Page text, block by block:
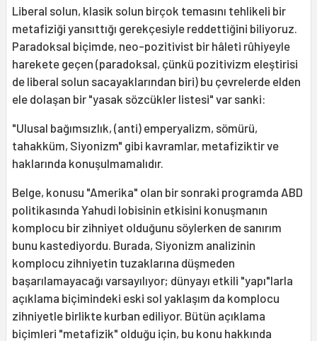
Liberal solun, klasik solun birçok temasını tehlikeli bir
metafiziği yansıttığı gerekçesiyle reddettiğini biliyoruz.
Paradoksal biçimde, neo-pozitivist bir hâleti rûhiyeyle
harekete geçen (paradoksal, çünkü pozitivizm eleştirisi
de liberal solun sacayaklarından biri) bu çevrelerde elden
ele dolaşan bir "yasak sözcükler listesi" var sanki:
"Ulusal bağımsızlık, (anti) emperyalizm, sömürü,
tahakküm, Siyonizm" gibi kavramlar, metafiziktir ve
haklarında konuşulmamalıdır.
Belge, konusu "Amerika" olan bir sonraki programda ABD
politikasında Yahudi lobisinin etkisini konuşmanın
komplocu bir zihniyet olduğunu söylerken de sanırım
bunu kastediyordu. Burada, Siyonizm analizinin
komplocu zihniyetin tuzaklarına düşmeden
başarılamayacağı varsayılıyor; dünyayı etkili "yapı"larla
açıklama biçimindeki eski sol yaklaşım da komplocu
zihniyetle birlikte kurban ediliyor. Bütün açıklama
biçimleri "metafizik" olduğu için, bu konu hakkında